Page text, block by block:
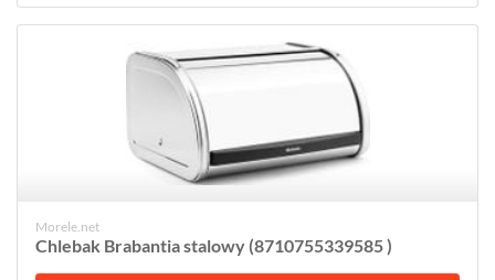
Morele.net
Chlebak Brabantia stalowy (8710755339585 )